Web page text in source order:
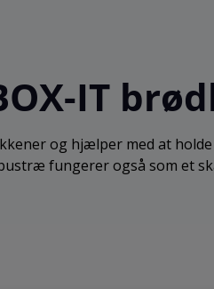
IT
og hjælper med at
fungerer også som et